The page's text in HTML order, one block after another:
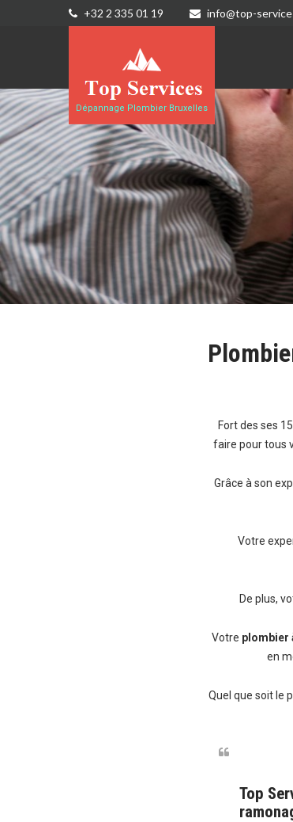
+32 2 335 01 19 info@top-
Dépannage Plombier Bruxelles
Fort des ses
faire pour tous
Grâce à son
Votre
De plus,
Votre plombier
en
Quel que soit le
Top